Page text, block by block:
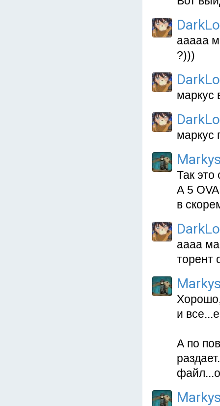
ааааа
?)))
маркус
маркус
Так
А 5
в
аааа
торент
и
А по